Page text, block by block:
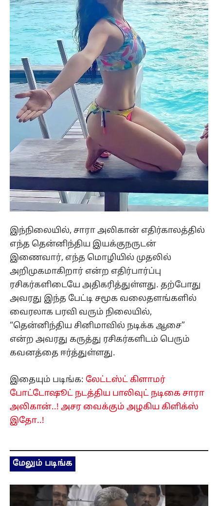
இந்நிலையில், சாரா அலிகான் எதிர்காலத்தில்
எந்த தென்னிந்திய இயக்குநருடன்
இணைவார், எந்த மொழியில் முதலில்
அறிமுகமாகிறார் என்ற எதிர்பார்ப்பு
ரசிகர்களிடையே அதிகரித்துள்ளது. தற்போது
அவரது இந்த பேட்டி சமூக வலைதளங்களில்
வைரலாக பரவி வரும் நிலையில்,
“தென்னிந்திய சினிமாவில் நடிக்க ஆசை”
என்ற அவரது கருத்து ரசிகர்களிடம் பெரும்
கவனத்தை ஈர்த்துள்ளது.
இதையும் படிங்க: லேட்டஸ்ட் கிளாமர்
போட்டோஷூட் நடத்திய பாலிவுட் நடிகை சாரா
அலிகான்..! அசர வைக்கும் அழகிய கிளிக்ஸ்
இதோ..!
மேலும் படிங்க